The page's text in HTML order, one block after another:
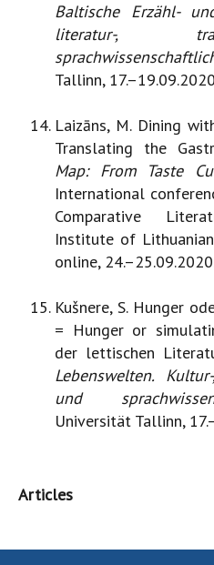
Baltische Erzähl-
literatur-,
Tallinn,
Laizāns, M. Dining
Translating the
Map: From Taste
International
Comparative
Institute of
online,
Kušnere, S. Hunger
= Hunger or
der lettischen
Lebenswelten.
und
Universität Tallinn,
Articles